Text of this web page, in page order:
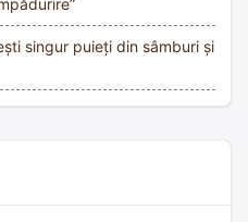
singur puieți din sâmburi și